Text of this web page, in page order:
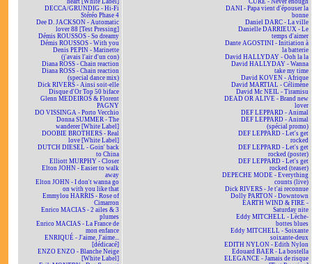
heart [White Label]
DECCA/GRUNDIG - Hi-Fi
Stéréo Phase 4
Dee D. JACKSON - Automatic
lover 88 [Test Pressing]
Démis ROUSSOS - So dreamy
Démis ROUSSOS - With you
Denis PEPIN - Marinette
(j'avais l'air d'un con)
Diana ROSS - Chain reaction
Diana ROSS - Chain reaction
(special dance mix)
Dick RIVERS - Ainsi soit-elle
Disque d'Or Top 50 biface
Glenn MEDEIROS & Florent
PAGNY
DO VISSINGA - Porto Vecchio
Donna SUMMER - The
wanderer [White Label]
DOOBIE BROTHERS - Real
love [White Label]
DUTCH DIESEL - Goin' back
to China
Elliott MURPHY - Closer
Elton JOHN - Easier to walk
away
Elton JOHN - I don't wanna go
on with you like that
Emmylou HARRIS - Rose of
Cimarron
Enrico MACIAS - 2 ailes & 3
plumes
Enrico MACIAS - La France de
mon enfance
ENRIQUÉ - J'aime, J'aime...
[dédicacé]
ENZO ENZO - Blanche Neige
[White Label]
CURE - Never enough
DANI - Papa vient d'épouser la
bonne
Daniel DARC - La ville
Danielle DARRIEUX - Le
temps d'aimer
Dante AGOSTINI - Initiation à
la batterie
David HALLYDAY - Ooh la la
David HALLYDAY - Wanna
take my time
David KOVEN - Afrique
David MARTIAL - Célimène
David Mc NEIL - Tiramisu
DEAD OR ALIVE - Brand new
lover
DEF LEPPARD - Animal
DEF LEPPARD - Animal
(spécial promo)
DEF LEPPARD - Let's get
rocked
DEF LEPPARD - Let's get
rocked (poster)
DEF LEPPARD - Let's get
rocked (teaser)
DEPECHE MODE - Everything
counts (live)
Dick RIVERS - Je t'ai reconnue
Dolly PARTON - Downtown
EARTH WIND & FIRE -
Saturday nite
Eddy MITCHELL - Lèche-
bottes blues
Eddy MITCHELL - Soixante
soixante-deux
EDITH NYLON - Edith Nylon
Edouard BAER - La bostella
ELEGANCE - Jamais de risque